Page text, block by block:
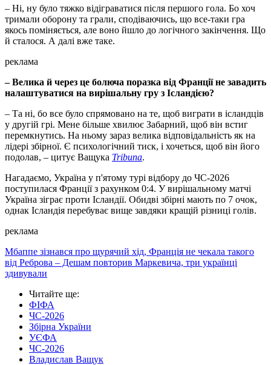
– Ні, ну було тяжко відіграватися після першого гола. Бо хоч
тримали оборону та грали, сподіваючись, що все-таки гра
якось поміняється, але воно йшло до логічного закінчення. Що
й сталося. А далі вже таке.
реклама
– Велика й через це болюча поразка від Франції не завадить
налаштуватися на вирішальну гру з Ісландією?
– Та ні, бо все було спрямовано на те, щоб виграти в ісландців
у другій грі. Мене більше хвилює Забарний, щоб він встиг
перемкнутись. На ньому зараз велика відповідальність як на
лідері збірної. Є психологічний тиск, і хочеться, щоб він його
подолав, – цитує Ващука Tribuna.
Нагадаємо, Україна у п'ятому турі відбору до ЧС-2026
поступилася Франції з рахунком 0:4. У вирішальному матчі
Україна зіграє проти Ісландії. Обидві збірні мають по 7 очок,
однак Ісландія перебуває вище завдяки кращій різниці голів.
реклама
Мбаппе зізнався про щурячий хід, Франція не чекала такого
від Реброва – Дешам повторив Маркевича, три українці
здивували
Читайте ще:
ФІФА
ЧС-2026
Збірна України
УЄФА
ЧС-2026
Владислав Ващук